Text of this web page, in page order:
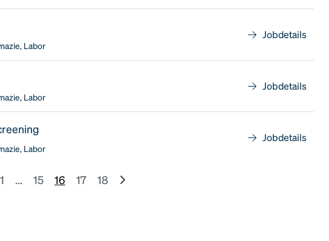
Labor
Jobdetails
Labor
Jobdetails
Labor
Jobdetails
1 ... 15 16 17 18